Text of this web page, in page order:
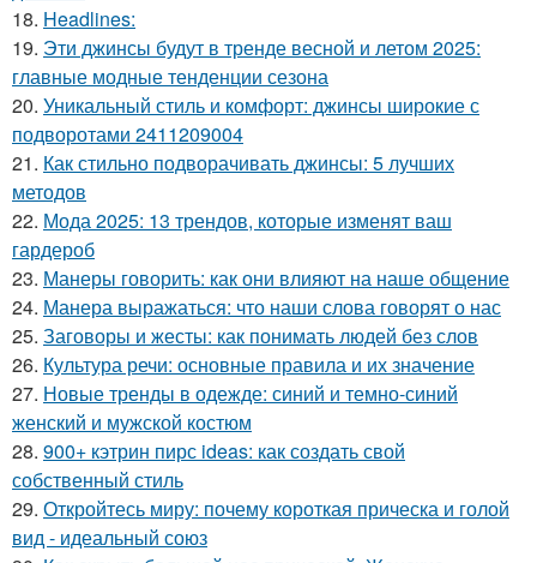
18. Headlines:
19. Эти джинсы будут в тренде весной и летом 2025:
главные модные тенденции сезона
20. Уникальный стиль и комфорт: джинсы широкие с
подворотами 2411209004
21. Как стильно подворачивать джинсы: 5 лучших
методов
22. Мода 2025: 13 трендов, которые изменят ваш
гардероб
23. Манеры говорить: как они влияют на наше общение
24. Манера выражаться: что наши слова говорят о нас
25. Заговоры и жесты: как понимать людей без слов
26. Культура речи: основные правила и их значение
27. Новые тренды в одежде: синий и темно-синий
женский и мужской костюм
28. 900+ кэтрин пирс ideas: как создать свой
собственный стиль
29. Откройтесь миру: почему короткая прическа и голой
вид - идеальный союз